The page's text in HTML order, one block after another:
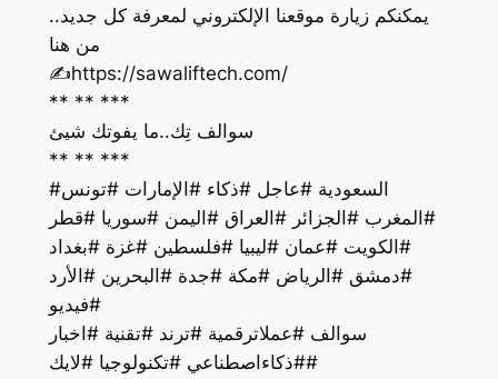
يمكنكم زيارة موقعنا الإلكتروني لمعرفة كل جديد..
من هنا
‏✍️https://sawaliftech.com/
** ** ***
سوالف تِك..ما يفوتك شيئ
** ** ***
#السعودية #عاجل #ذكاء #الإمارات #تونس
#المغرب #الجزائر #العراق #اليمن #سوريا #قطر
#الكويت #عمان #ليبيا #فلسطين #غزة #بغداد
#دمشق #الرياض #مكة #جدة #البحرين #الأرد
#فيديو
سوالف #عملاترقمية #ترند #تقنية #اخبار
#ذكاءاصطناعي #تكنولوجيا #لايك#